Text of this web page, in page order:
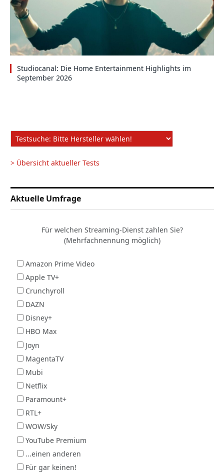
Studiocanal: Die Home Entertainment Highlights im
September 2026
> Übersicht aktueller Tests
Aktuelle Umfrage
Für welchen Streaming-Dienst zahlen Sie?
(Mehrfachnennung möglich)
Amazon Prime Video
Apple TV+
Crunchyroll
DAZN
Disney+
HBO Max
Joyn
MagentaTV
Mubi
Netflix
Paramount+
RTL+
WOW/Sky
YouTube Premium
...einen anderen
Für gar keinen!